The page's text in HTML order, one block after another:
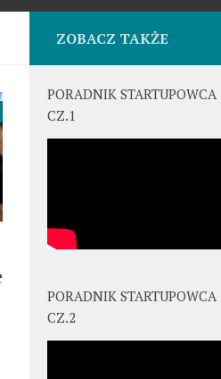
ZOBACZ TAKŻE
PORADNIK STARTUPOWCA
CZ.1
PORADNIK STARTUPOWCA
CZ.2